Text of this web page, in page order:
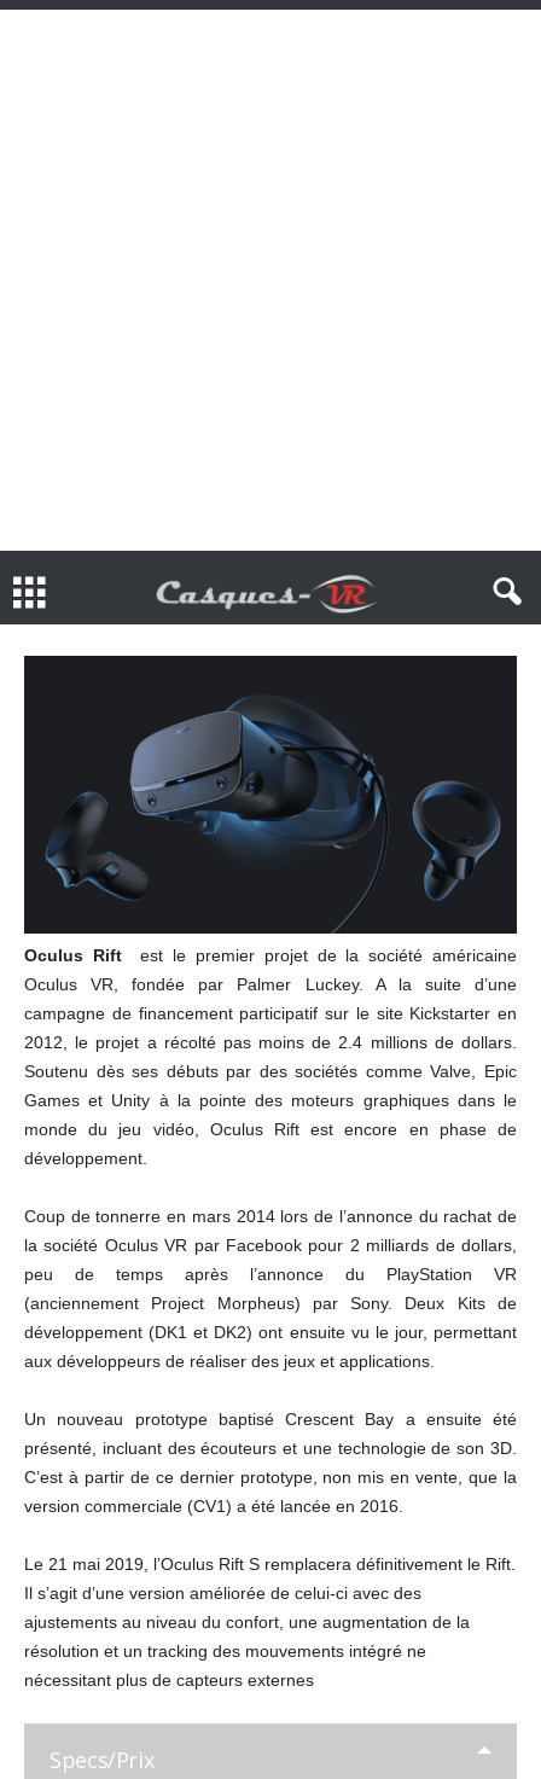
Oculus Riftest le premier projet de la société américaine
Oculus VR, fondée par Palmer Luckey. A la suite d’une
campagne de financement participatif sur le site Kickstarter en
2012, le projet a récolté pas moins de 2.4 millions de dollars.
Soutenu dès ses débuts par des sociétés comme Valve, Epic
Games et Unity à la pointe des moteurs graphiques dans le
monde du jeu vidéo, Oculus Rift est encore en phase de
développement.
Coup de tonnerre en mars 2014 lors de l’annonce du rachat de
la société Oculus VR par Facebook pour 2 milliards de dollars,
peu de temps après l’annonce du PlayStation VR
(anciennement Project Morpheus) par Sony. Deux Kits de
développement (DK1 et DK2) ont ensuite vu le jour, permettant
aux développeurs de réaliser des jeux et applications.
Un nouveau prototype baptisé Crescent Bay a ensuite été
présenté, incluant des écouteurs et une technologie de son 3D.
C’est à partir de ce dernier prototype, non mis en vente, que la
version commerciale (CV1) a été lancée en 2016.
Le 21 mai 2019, l’Oculus Rift S remplacera définitivement le Rift.
Il s’agit d’une version améliorée de celui-ci avec des
ajustements au niveau du confort, une augmentation de la
résolution et un tracking des mouvements intégré ne
nécessitant plus de capteurs externes
Specs/Prix